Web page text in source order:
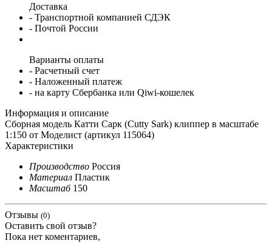
Доставка
- Транспортной компанией СДЭК
- Почтой России
Варианты оплаты
- Расчетный счет
- Наложенный платеж
- на карту Сбербанка или Qiwi-кошелек
Информация и описание
Сборная модель Катти Сарк (Cutty Sark) клиппер в масштабе
1:150 от Моделист (артикул 115064)
Характеристики
Производство Россия
Материал Пластик
Масштаб 150
Отзывы (0)
Оставить свой отзыв?
Пока нет коментариев,